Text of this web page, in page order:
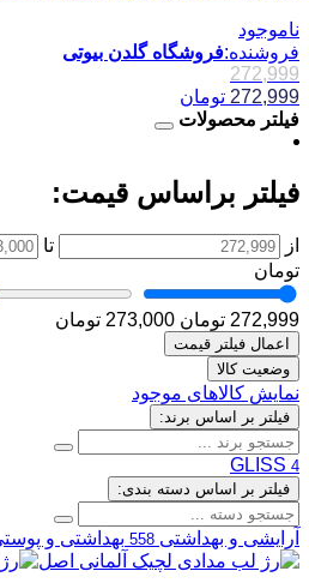
ناموجود
فروشنده:فروشگاه گلدن بیوتی
272,999
272,999 تومان
فیلتر محصولات
فیلتر براساس قیمت:
از
تا
تومان
272,999 تومان 273,000 تومان
اعمال فیلتر قیمت
وضعیت کالا
نمایش کالاهای موجود
فیلتر بر اساس برند:
GLISS 4
فیلتر بر اساس دسته بندی:
آرایشی و بهداشتی 558 بهداشتی و